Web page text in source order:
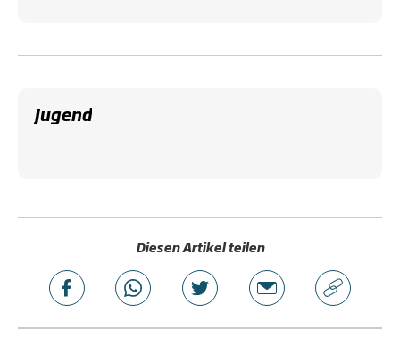
Jugend
Diesen Artikel teilen